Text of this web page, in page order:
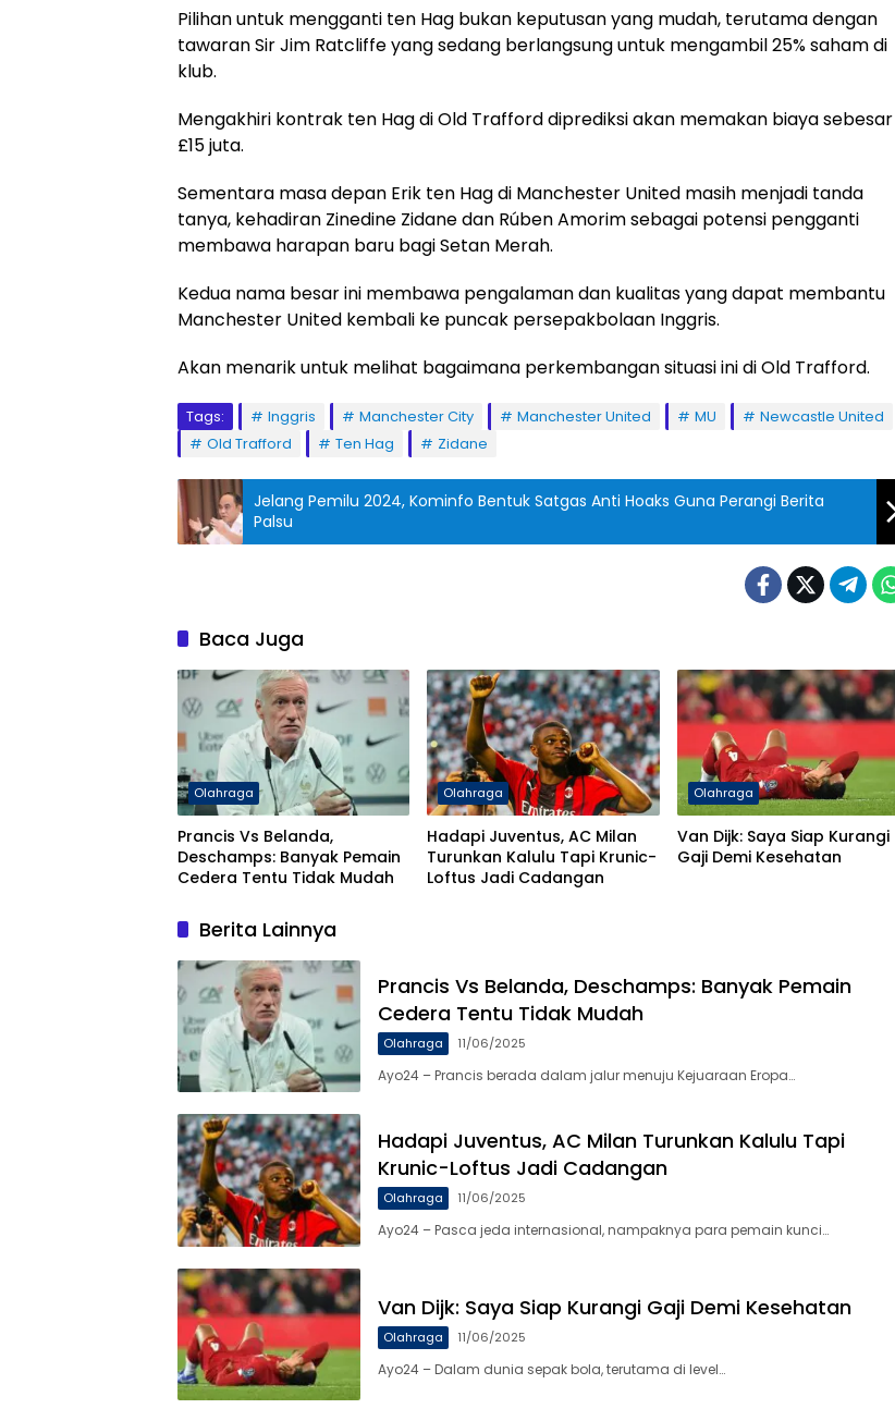
Pilihan untuk mengganti ten Hag bukan keputusan yang mudah, terutama dengan
tawaran Sir Jim Ratcliffe yang sedang berlangsung untuk mengambil 25% saham di
klub.
Mengakhiri kontrak ten Hag di Old Trafford diprediksi akan memakan biaya sebesar
£15 juta.
Sementara masa depan Erik ten Hag di Manchester United masih menjadi tanda
tanya, kehadiran Zinedine Zidane dan Rúben Amorim sebagai potensi pengganti
membawa harapan baru bagi Setan Merah.
Kedua nama besar ini membawa pengalaman dan kualitas yang dapat membantu
Manchester United kembali ke puncak persepakbolaan Inggris.
Akan menarik untuk melihat bagaimana perkembangan situasi ini di Old Trafford.
Tags: Inggris Manchester City Manchester United MU
Newcastle United
Old Trafford
Ten Hag Zidane
Jelang Pemilu 2024, Kominfo Bentuk Satgas Anti Hoaks Guna Perangi Berita
Palsu
Baca Juga
Olahraga
Prancis Vs Belanda,
Deschamps: Banyak Pemain
Cedera Tentu Tidak Mudah
Olahraga
Hadapi Juventus, AC Milan
Turunkan Kalulu Tapi Krunic-
Loftus Jadi Cadangan
Olahraga
Van Dijk: Saya Siap Kurangi
Gaji Demi Kesehatan
Berita Lainnya
Prancis Vs Belanda, Deschamps: Banyak Pemain
Cedera Tentu Tidak Mudah
Olahraga 11/06/2025
Ayo24 – Prancis berada dalam jalur menuju Kejuaraan Eropa…
Hadapi Juventus, AC Milan Turunkan Kalulu Tapi
Krunic-Loftus Jadi Cadangan
Olahraga 11/06/2025
Ayo24 – Pasca jeda internasional, nampaknya para pemain kunci…
Van Dijk: Saya Siap Kurangi Gaji Demi Kesehatan
Olahraga 11/06/2025
Ayo24 – Dalam dunia sepak bola, terutama di level…